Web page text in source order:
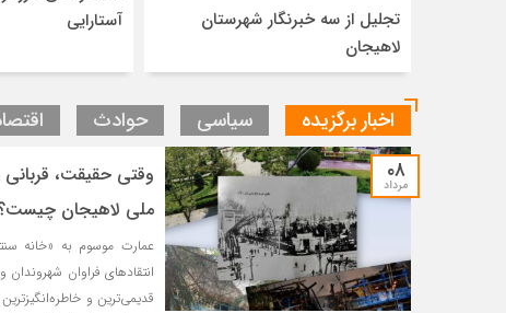
تجلیل از سه خبرنگار شهرستان
لاهیجان
آستارایی
اخبار برگزیده سیاسی حوادث
۰۸
مرداد
وقتی حقیقت،
ملی لاهیجان
عمارت موسوم به «خانه
انتقادهای فراوان
قدیمی‌ترین و